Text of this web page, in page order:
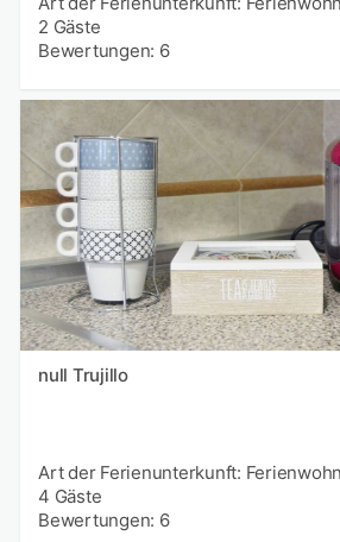
2 Gäste
Bewertungen: 6
null Trujillo
Art der Ferienunterkunft:
4 Gäste
Bewertungen: 6